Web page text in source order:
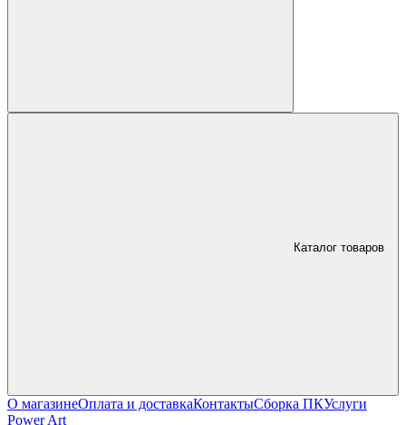
Каталог товаров
О магазинеОплата и доставкаКонтактыСборка ПКУслуги
Power Art